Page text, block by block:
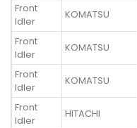
Front
Idler
KOMATSU
Front
Idler
KOMATSU
Front
Idler
KOMATSU
Front
Idler
HITACHI